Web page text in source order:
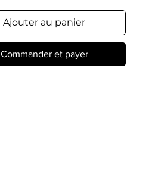
Ajouter au panier
Commander et payer